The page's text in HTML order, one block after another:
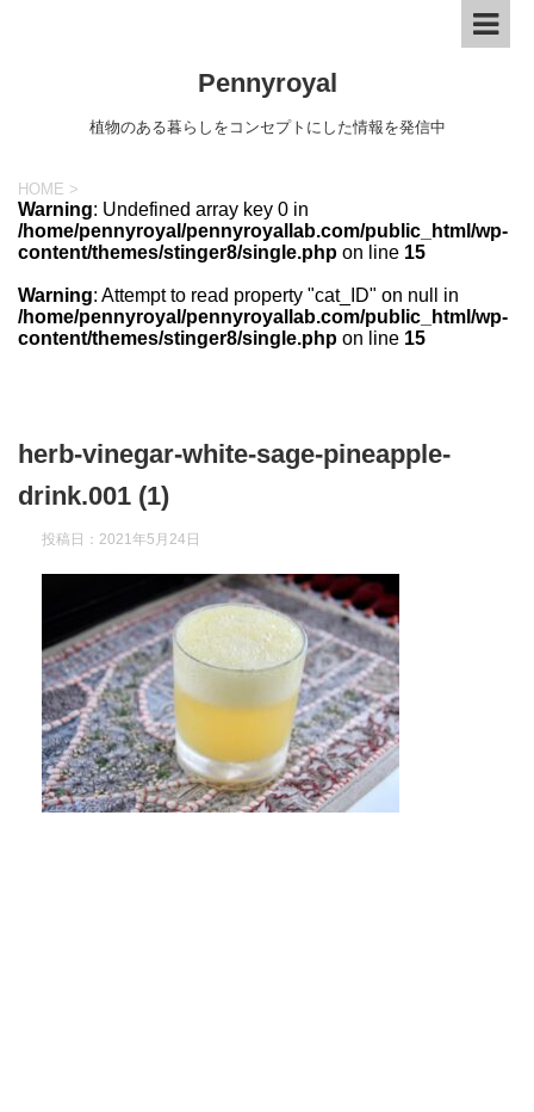
Pennyroyal
植物のある暮らしをコンセプトにした情報を発信中
HOME >
Warning: Undefined array key 0 in
/home/pennyroyal/pennyroyallab.com/public_html/wp-
content/themes/stinger8/single.php on line 15
Warning: Attempt to read property "cat_ID" on null in
/home/pennyroyal/pennyroyallab.com/public_html/wp-
content/themes/stinger8/single.php on line 15
herb-vinegar-white-sage-pineapple-
drink.001 (1)
投稿日： 2021年5月24日